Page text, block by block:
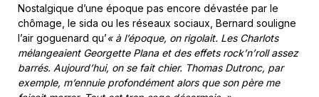
Nostalgique d’une époque pas encore dévastée par le
chômage, le sida ou les réseaux sociaux, Bernard souligne
l’air goguenard qu’« à l’époque, on rigolait. Les Charlots
mélangeaient Georgette Plana et des effets rock’n’roll assez
barrés. Aujourd’hui, on se fait chier. Thomas Dutronc, par
exemple, m’ennuie profondément alors que son père me